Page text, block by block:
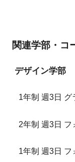
関連学部・コ
デザイン学部
1年制 週3日 グ
2年制 週3日 フ
1年制 週3日 フ